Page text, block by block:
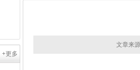
+更多
文章来